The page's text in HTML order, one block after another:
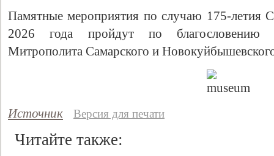
Памятные мероприятия по случаю 175-летия
2026 года пройдут по благословению
Митрополита Самарского и
Источник Версия для печати
Читайте также: